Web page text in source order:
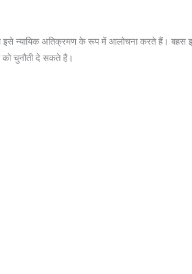
न्यायिक अतिक्रमण के रूप में आलोचना करते हैं। बहस
को चुनौती दे सकते हैं।